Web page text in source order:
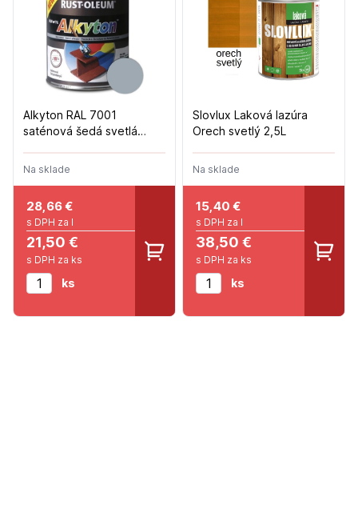
Alkyton RAL 7001
saténová šedá svetlá
Na sklade
28,66€
s DPH za l
21,50 €
s DPH za ks
ks
Slovlux Laková lazúra
Orech svetlý 2,5L
Na sklade
15,40 €
s DPH za l
38,50 €
s DPH za ks
ks